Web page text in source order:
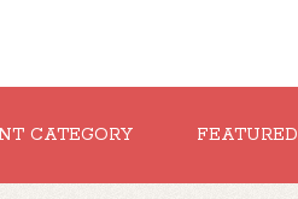
CATEGORY FEATURED